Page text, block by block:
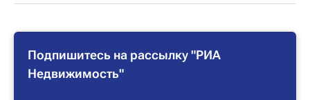
Подпишитесь на рассылку "РИА
Недвижимость"